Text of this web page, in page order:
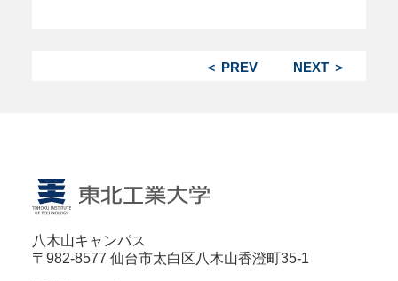
NEXT ＞
＜ PREV
八木山キャンパス
〒982-8577 仙台市太白区八木山香澄町35-1